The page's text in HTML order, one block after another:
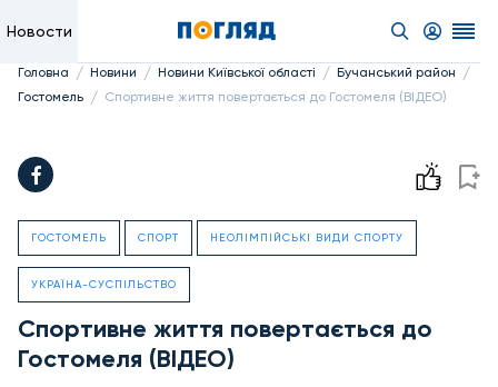
Новости
Головна / Новини / Новини Київської області / Бучанський район /
Гостомель / Спортивне життя повертається до Гостомеля (ВІДЕО)
ГОСТОМЕЛЬ СПОРТ НЕОЛІМПІЙСЬКІ ВИДИ СПОРТУ
УКРАЇНА-СУСПІЛЬСТВО
Спортивне життя повертається до
Гостомеля (ВІДЕО)